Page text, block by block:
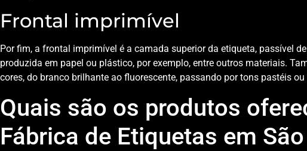
Frontal imprimível
Por fim, a frontal imprimível é a camada superior da etiqueta, passível
produzida em papel ou plástico, por exemplo, entre outros materiais.
cores, do branco brilhante ao fluorescente, passando por tons pastéis
Quais são os produtos
Fábrica de Etiquetas em